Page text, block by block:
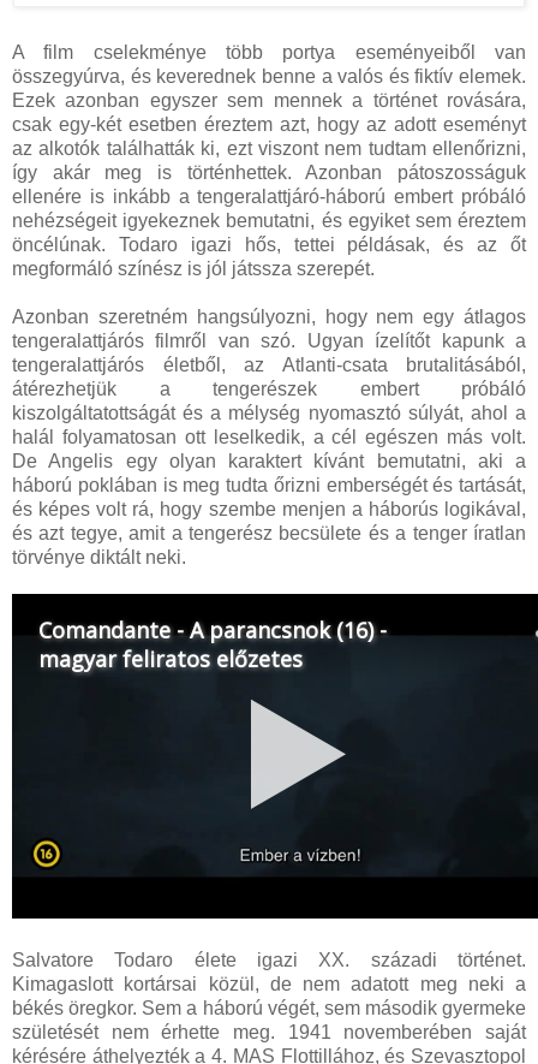
A film cselekménye több portya eseményeiből van
összegyúrva, és keverednek benne a valós és fiktív elemek.
Ezek azonban egyszer sem mennek a történet rovására,
csak egy-két esetben éreztem azt, hogy az adott eseményt
az alkotók találhatták ki, ezt viszont nem tudtam ellenőrizni,
így akár meg is történhettek. Azonban pátoszosságuk
ellenére is inkább a tengeralattjáró-háború embert próbáló
nehézségeit igyekeznek bemutatni, és egyiket sem éreztem
öncélúnak. Todaro igazi hős, tettei példásak, és az őt
megformáló színész is jól játssza szerepét.
Azonban szeretném hangsúlyozni, hogy nem egy átlagos
tengeralattjárós filmről van szó. Ugyan ízelítőt kapunk a
tengeralattjárós életből, az Atlanti-csata brutalitásából,
átérezhetjük a tengerészek embert próbáló
kiszolgáltatottságát és a mélység nyomasztó súlyát, ahol a
halál folyamatosan ott leselkedik, a cél egészen más volt.
De Angelis egy olyan karaktert kívánt bemutatni, aki a
háború poklában is meg tudta őrizni emberségét és tartását,
és képes volt rá, hogy szembe menjen a háborús logikával,
és azt tegye, amit a tengerész becsülete és a tenger íratlan
törvénye diktált neki.
Salvatore Todaro élete igazi XX. századi történet.
Kimagaslott kortársai közül, de nem adatott meg neki a
békés öregkor. Sem a háború végét, sem második gyermeke
születését nem érhette meg. 1941 novemberében saját
kérésére áthelyezték a 4. MAS Flottillához, és Szevasztopol